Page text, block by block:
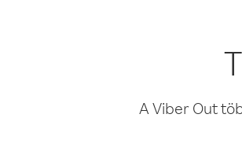
A Viber Out